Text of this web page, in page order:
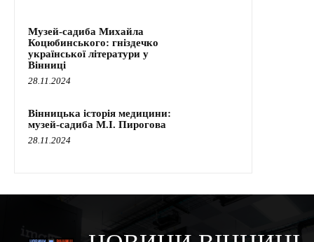
Музей-садиба Михайла
Коцюбинського: гніздечко
української літератури у
Вінниці
28.11.2024
Вінницька історія медицини:
музей-садиба М.І. Пирогова
28.11.2024